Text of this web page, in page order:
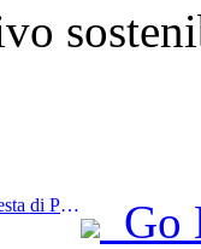
Prev:Nove dipartimenti: durante la Festa di Primavera, le catene alberghiere e le case vacanze boutique offriranno misure preferenziali.
Go